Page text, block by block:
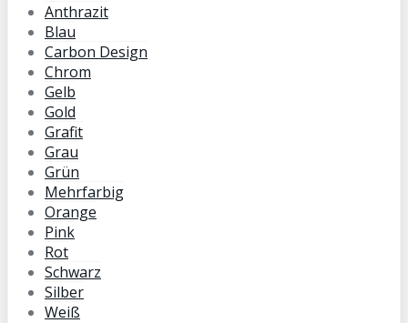
Anthrazit
Blau
Carbon Design
Chrom
Gelb
Gold
Grafit
Grau
Grün
Mehrfarbig
Orange
Pink
Rot
Schwarz
Silber
Weiß